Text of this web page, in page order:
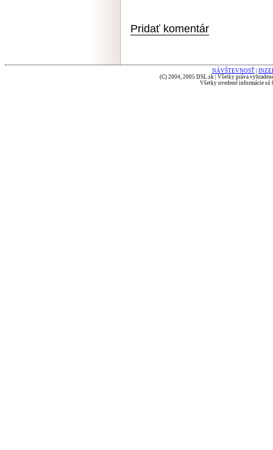
Pridať komentár
NÁVŠTEVNOSŤ
(C) 2004, 2005 DSL.sk | Všetky práva
Všetky uvedené informácie sú